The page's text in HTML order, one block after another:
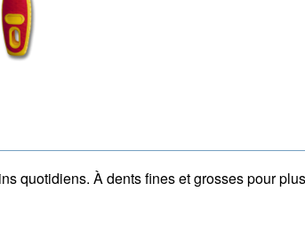
quotidiens. À dents fines et grosses pour